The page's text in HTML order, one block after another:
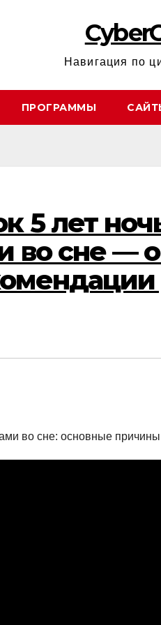
Навигация по
ПРОГРАММЫ
5 лет
во сне —